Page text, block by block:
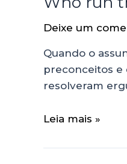
Deixe um
Quando o
preconceitos e
resolveram
Leia mais »